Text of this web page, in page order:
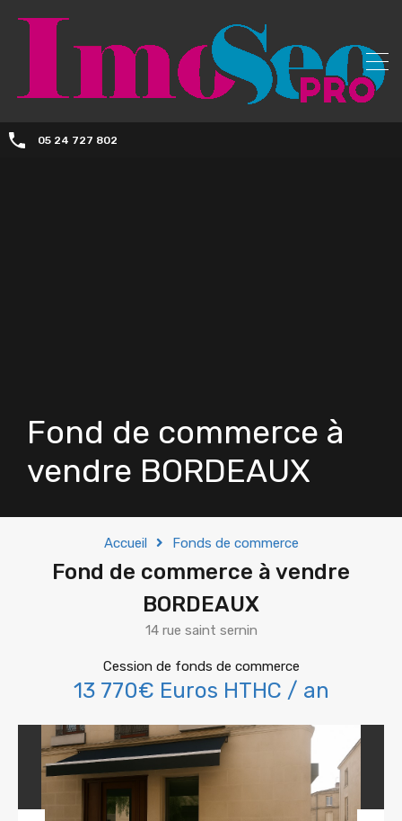
05 24 727 802
Fond de commerce à
vendre BORDEAUX
Accueil Fonds de commerce
Fond de commerce à vendre
BORDEAUX
14 rue saint sernin
Cession de fonds de commerce
13 770€ Euros HTHC / an